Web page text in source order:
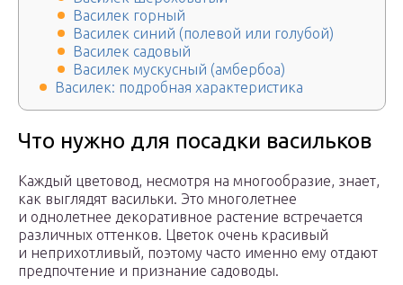
Василек горный
Василек синий (полевой или голубой)
Василек садовый
Василек мускусный (амбербоа)
Василек: подробная характеристика
Что нужно для посадки васильков
Каждый цветовод, несмотря на многообразие, знает,
как выглядят васильки. Это многолетнее
и однолетнее декоративное растение встречается
различных оттенков. Цветок очень красивый
и неприхотливый, поэтому часто именно ему отдают
предпочтение и признание садоводы.